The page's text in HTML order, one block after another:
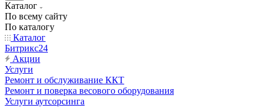
Каталог
По всему сайту
По каталогу
Каталог
Битрикс24
Акции
Услуги
Ремонт и обслуживание ККТ
Ремонт и поверка весового оборудования
Услуги аутсорсинга